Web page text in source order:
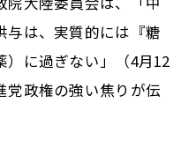
与は、実質的には『糖
に過ぎない」（4月12
党政権の強い焦りが伝